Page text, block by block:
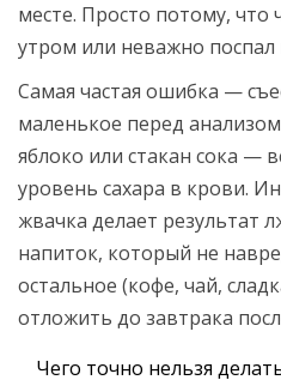
месте. Просто потому, что
утром или неважно
Самая частая ошибка —
маленькое перед
яблоко или стакан сока —
уровень сахара в крови.
жвачка делает результат
напиток, который не
остальное (кофе, чай,
отложить до завтрака
Чего точно нельзя